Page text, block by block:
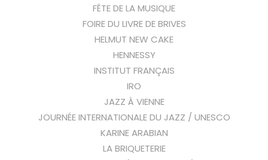
FÊTE DE LA MUSIQUE
FOIRE DU LIVRE DE BRIVES
HELMUT NEW CAKE
HENNESSY
INSTITUT FRANÇAIS
IRO
JAZZ À VIENNE
JOURNÉE INTERNATIONALE DU JAZZ / UNESCO
KARINE ARABIAN
LA BRIQUETERIE